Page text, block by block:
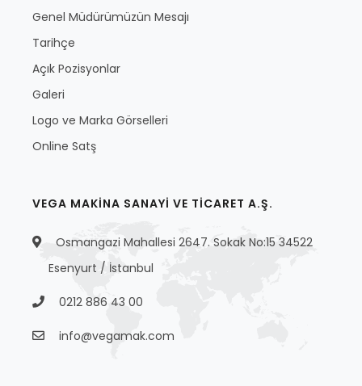
Genel Müdürümüzün Mesajı
Tarihçe
Açık Pozisyonlar
Galeri
Logo ve Marka Görselleri
Online Satş
VEGA MAKİNA SANAYİ VE TİCARET A.Ş.
Osmangazi Mahallesi 2647. Sokak No:15 34522
Esenyurt / İstanbul
0212 886 43 00
info@vegamak.com